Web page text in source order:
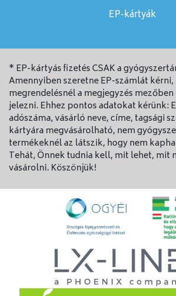
EP-kártyák
* EP-kártyás fizetés CSAK a
Amennyiben szeretne EP-számlát kérni,
megrendelésnél a megjegyzés
jelezni. Ehhez pontos adatokat kérünk:
adószáma, vásárló neve, címe, tagsági
kártyára megvásárolható, nem
termékeknél az látszik, hogy nem
Tehát, Önnek tudnia kell, mit lehet, mit
vásárolni. Köszönjük!